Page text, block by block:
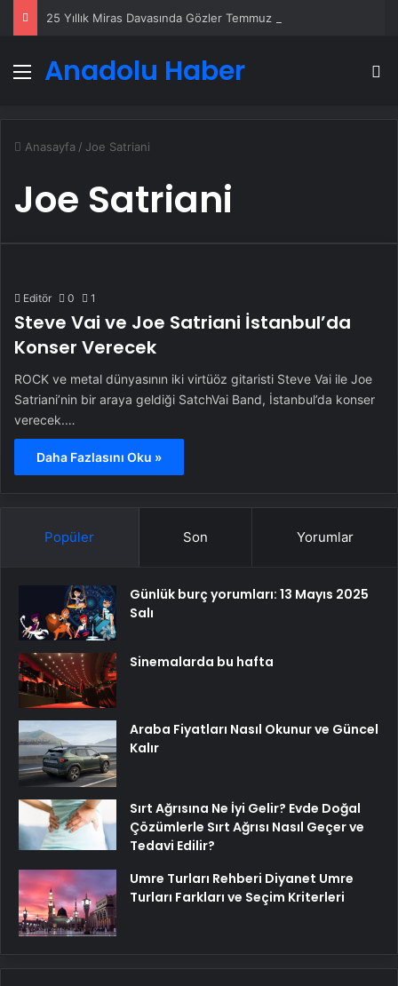
Menü
Anadolu Haber
Anasayfa / Joe Satriani
Joe Satriani
Editör 0 1
Steve Vai ve Joe Satriani İstanbul’da
Konser Verecek
ROCK ve metal dünyasının iki virtüöz gitaristi Steve Vai ile Joe
Satriani’nin bir araya geldiği SatchVai Band, İstanbul’da konser
verecek.…
Daha Fazlasını Oku »
Popüler Son Yorumlar
Günlük burç yorumları: 13 Mayıs 2025
Salı
Sinemalarda bu hafta
Araba Fiyatları Nasıl Okunur ve Güncel
Kalır
Sırt Ağrısına Ne İyi Gelir? Evde Doğal
Çözümlerle Sırt Ağrısı Nasıl Geçer ve
Tedavi Edilir?
Umre Turları Rehberi Diyanet Umre
Turları Farkları ve Seçim Kriterleri